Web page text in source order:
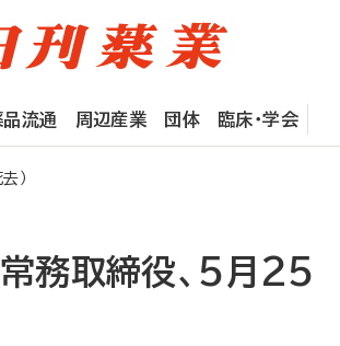
品流通 周辺産業 団体 臨床・学会
）
務取締役、5月25